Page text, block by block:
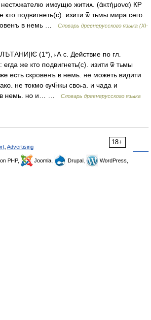
имѹщю житиѧ. (ἀκτήμονα) КР
кто подвигнеть(с). изити ѿ тьмы мира сего.
в немь …
Словарь древнерусского языка (XI-
(1*), ˫А с. Действие по гл.
же кто подвигнеть(с). изити ѿ тьмы
есть скровенъ в немь. не можеть видити
не токмо ѹч҃нкы сво˫а. и чада и
в немь. но и… …
Словарь древнерусского языка
18+
Advertising
PHP, Joomla, Drupal,
WordPress,